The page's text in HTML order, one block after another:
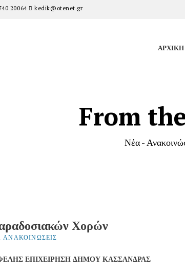
20064 kedik@otenet.gr
ΑΡΧΙΚΉ
From
Νέα -
Χορών
ΑΝΑΚΟΙΝΏΣΕΙΣ
ΕΠΙΧΕΙΡΗΣΗ ΔΗΜΟΥ ΚΑΣΣΑΝΔΡΑΣ